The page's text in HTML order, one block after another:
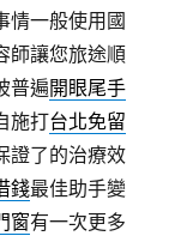
情一般使用國
師讓您旅途順
普遍開眼尾手
施打台北免留
證了的治療效
錢最佳助手變
窗有一次更多